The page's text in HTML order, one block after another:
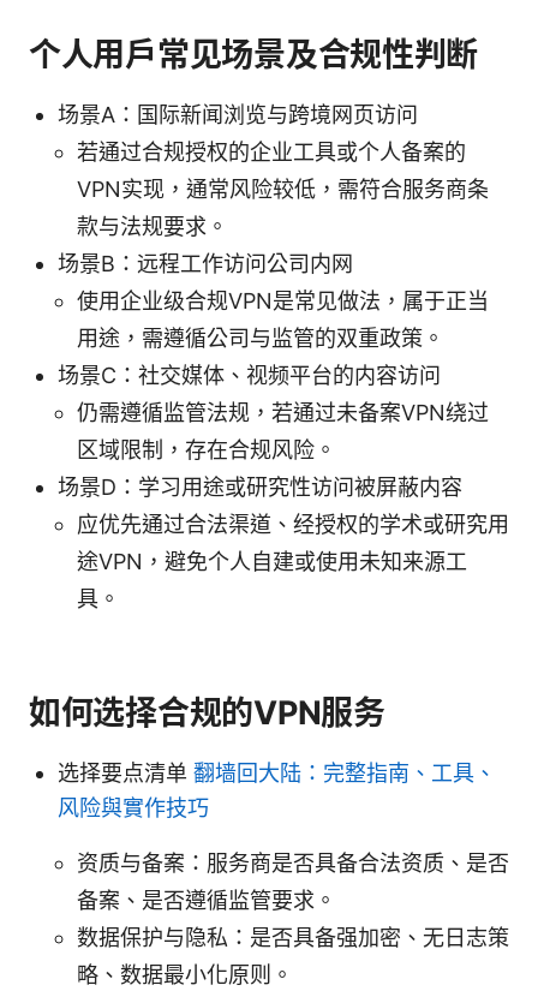
个人用户常见场景及合规性判断
场景A：国际新闻浏览与跨境网页访问
若通过合规授权的企业工具或个人备案的
VPN实现，通常风险较低，需符合服务商条
款与法规要求。
场景B：远程工作访问公司内网
使用企业级合规VPN是常见做法，属于正当
用途，需遵循公司与监管的双重政策。
场景C：社交媒体、视频平台的内容访问
仍需遵循监管法规，若通过未备案VPN绕过
区域限制，存在合规风险。
场景D：学习用途或研究性访问被屏蔽内容
应优先通过合法渠道、经授权的学术或研究用
途VPN，避免个人自建或使用未知来源工
具。
如何选择合规的VPN服务
选择要点清单 翻墙回大陆：完整指南、工具、
风险與實作技巧
资质与备案：服务商是否具备合法资质、是否
备案、是否遵循监管要求。
数据保护与隐私：是否具备强加密、无日志策
略、数据最小化原则。